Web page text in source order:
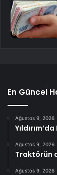
En Güncel
Ağustos 9, 2026
Ağustos 9, 2026
Traktörün
Ağustos 9, 2026